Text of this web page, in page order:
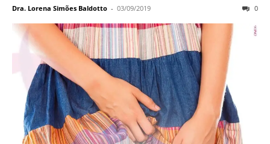
Dra. Lorena Simões Baldotto - 03/09/2019 0